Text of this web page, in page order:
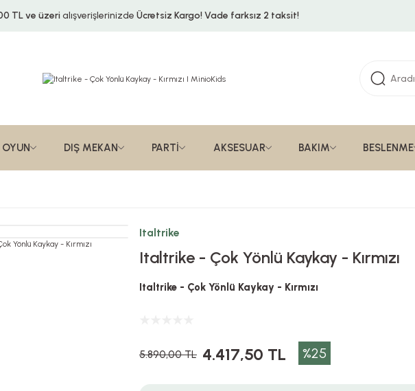
TL ve üzerialışverişlerinizde Ücretsiz Kargo!Vade farksız 2 taksit!
OYUN DIŞ MEKAN PARTİ AKSESUAR BAKIM BESLENME
Italtrike
Italtrike - Çok Yönlü Kaykay - Kırmızı
Italtrike - Çok Yönlü Kaykay - Kırmızı
5.890,00 TL 4.417,50 TL %25